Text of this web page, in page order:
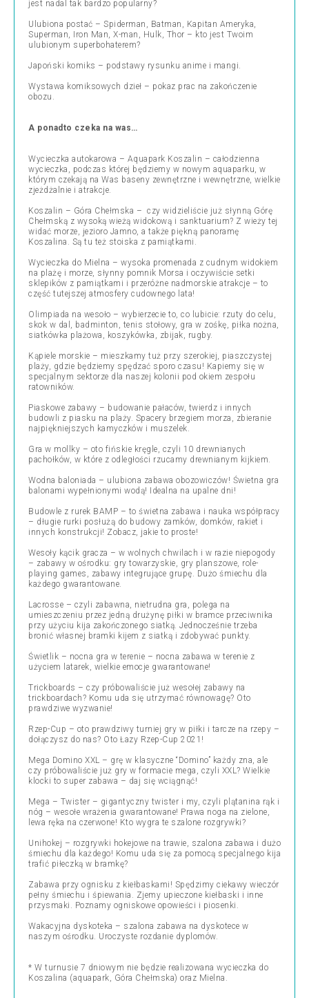
jest nadal tak bardzo popularny?
Ulubiona postać – Spiderman, Batman, Kapitan Ameryka,
Superman, Iron Man, X-man, Hulk, Thor – kto jest Twoim
ulubionym superbohaterem?
Japoński komiks – podstawy rysunku anime i mangi.
Wystawa komiksowych dzieł – pokaz prac na zakończenie
obozu.
A ponadto czeka na was…
Wycieczka autokarowa – Aquapark Koszalin – całodzienna
wycieczka, podczas której będziemy w nowym aquaparku, w
którym czekają na Was baseny zewnętrzne i wewnętrzne, wielkie
zjeżdżalnie i atrakcje.
Koszalin – Góra Chełmska – czy widzieliście już słynną Górę
Chełmską z wysoką wieżą widokową i sanktuarium? Z wieży tej
widać morze, jezioro Jamno, a także piękną panoramę
Koszalina. Są tu też stoiska z pamiątkami.
Wycieczka do Mielna – wysoka promenada z cudnym widokiem
na plażę i morze, słynny pomnik Morsa i oczywiście setki
sklepików z pamiątkami i przeróżne nadmorskie atrakcje – to
część tutejszej atmosfery cudownego lata!
Olimpiada na wesoło – wybierzecie to, co lubicie: rzuty do celu,
skok w dal, badminton, tenis stołowy, gra w zośkę, piłka nożna,
siatkówka plażowa, koszykówka, zbijak, rugby.
Kąpiele morskie – mieszkamy tuż przy szerokiej, piaszczystej
plaży, gdzie będziemy spędzać sporo czasu! Kapiemy się w
specjalnym sektorze dla naszej kolonii pod okiem zespołu
ratowników.
Piaskowe zabawy – budowanie pałaców, twierdz i innych
budowli z piasku na plaży. Spacery brzegiem morza, zbieranie
najpiękniejszych kamyczków i muszelek.
Gra w mollky – oto fińskie kręgle, czyli 10 drewnianych
pachołków, w które z odległości rzucamy drewnianym kijkiem.
Wodna baloniada – ulubiona zabawa obozowiczów! Świetna gra
balonami wypełnionymi wodą! Idealna na upalne dni!
Budowle z rurek BAMP – to świetna zabawa i nauka współpracy
– długie rurki posłużą do budowy zamków, domków, rakiet i
innych konstrukcji! Zobacz, jakie to proste!
Wesoły kącik gracza – w wolnych chwilach i w razie niepogody
– zabawy w ośrodku: gry towarzyskie, gry planszowe, role-
playing games, zabawy integrujące grupę. Dużo śmiechu dla
każdego gwarantowane.
Lacrosse – czyli zabawna, nietrudna gra, polega na
umieszczeniu przez jedną drużynę piłki w bramce przeciwnika
przy użyciu kija zakończonego siatką. Jednocześnie trzeba
bronić własnej bramki kijem z siatką i zdobywać punkty.
Świetlik – nocna gra w terenie – nocna zabawa w terenie z
użyciem latarek, wielkie emocje gwarantowane!
Trickboards – czy próbowaliście już wesołej zabawy na
trickboardach? Komu uda się utrzymać równowagę? Oto
prawdziwe wyzwanie!
Rzep-Cup – oto prawdziwy turniej gry w piłki i tarcze na rzepy –
dołączysz do nas? Oto Łazy Rzep-Cup 2021!
Mega Domino XXL – grę w klasyczne “Domino” każdy zna, ale
czy próbowaliście już gry w formacie mega, czyli XXL? Wielkie
klocki to super zabawa – daj się wciągnąć!
Mega – Twister – gigantyczny twister i my, czyli plątanina rąk i
nóg – wesołe wrażenia gwarantowane! Prawa noga na zielone,
lewa ręka na czerwone! Kto wygra te szalone rozgrywki?
Unihokej – rozgrywki hokejowe na trawie, szalona zabawa i dużo
śmiechu dla każdego! Komu uda się za pomocą specjalnego kija
trafić piłeczką w bramkę?
Zabawa przy ognisku z kiełbaskami! Spędzimy ciekawy wieczór
pełny śmiechu i śpiewania. Zjemy upieczone kiełbaski i inne
przysmaki. Poznamy ogniskowe opowieści i piosenki.
Wakacyjna dyskoteka – szalona zabawa na dyskotece w
naszym ośrodku. Uroczyste rozdanie dyplomów.
* W turnusie 7 dniowym nie będzie realizowana wycieczka do
Koszalina (aquapark, Góra Chełmska) oraz Mielna.